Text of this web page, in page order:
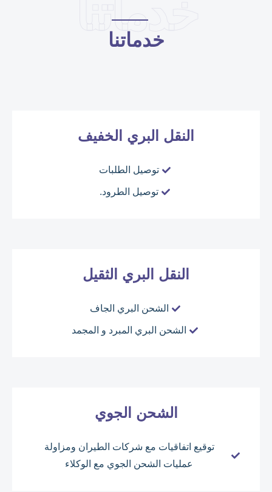
خدماتنا
خدماتنا
النقل البري الخفيف
توصيل الطلبات
توصيل الطرود.
النقل البري الثقيل
الشحن البري الجاف
الشحن البري المبرد و المجمد
الشحن الجوي
توقيع اتفاقيات مع شركات الطيران ومزاولة
عمليات الشحن الجوي مع الوكلاء